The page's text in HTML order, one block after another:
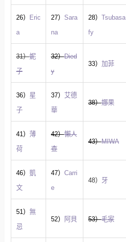
26）
Eric
a
27） Sara
na
28） Tsubasa
fy
31）妮
子
32）Died
y
33） 加菲
36） 星
子
37） 艾德
華
38）娜果
41） 薄
荷
42）懶人
查
43）MIWA
46） 凱
文
47） Carri
e
48） 牙
51） 無
忌
52） 阿貝 53）毛家